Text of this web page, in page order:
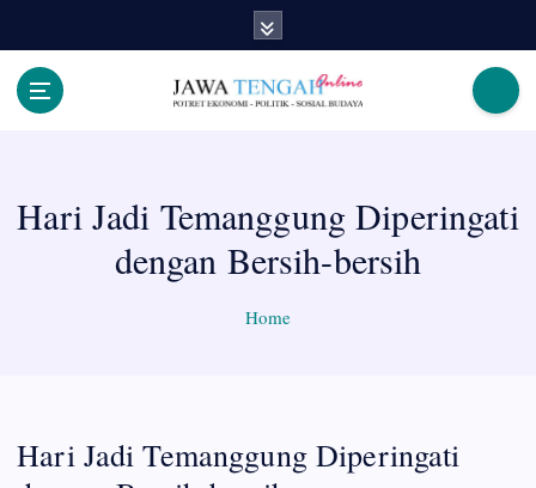
Hari Jadi Temanggung Diperingati
dengan Bersih-bersih
Home
Hari Jadi Temanggung Diperingati